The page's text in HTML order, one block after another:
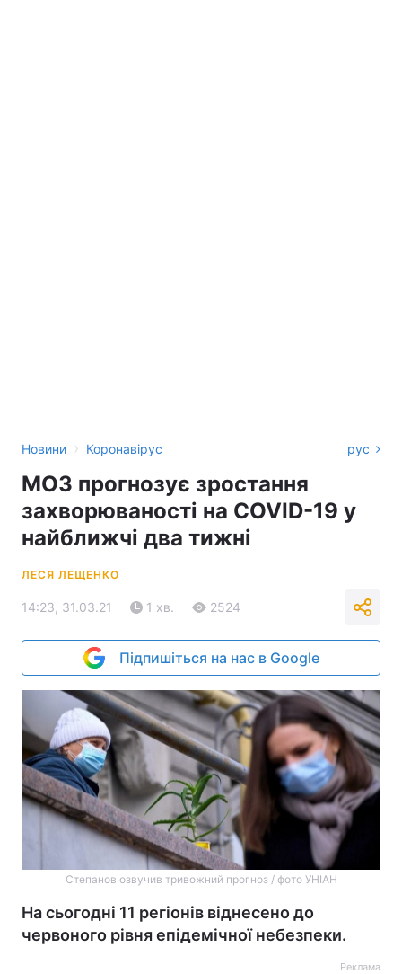
Новини › Коронавірус рус
МОЗ прогнозує зростання
захворюваності на COVID-19 у
найближчі два тижні
ЛЕСЯ ЛЕЩЕНКО
14:23, 31.03.21 1 хв. 2524
Підпишіться на нас в Google
Степанов озвучив тривожний прогноз / фото УНІАН
На сьогодні 11 регіонів віднесено до
червоного рівня епідемічної небезпеки.
Реклама